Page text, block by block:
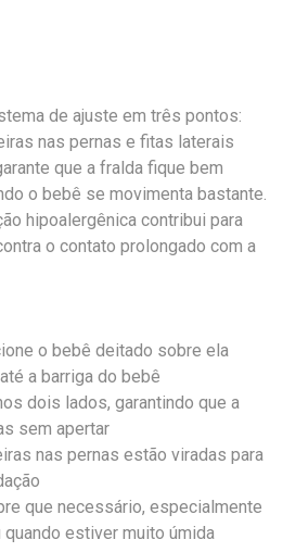
de ajuste em três pontos:
nas pernas e fitas laterais
que a fralda fique bem
o bebê se movimenta bastante.
hipoalergênica contribui para
o contato prolongado com a
o bebê deitado sobre ela
a barriga do bebê
dois lados, garantindo que a
sem apertar
nas pernas estão viradas para
que necessário, especialmente
estiver muito úmida